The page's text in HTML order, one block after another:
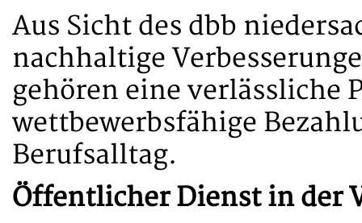
Aus Sicht des dbb
nachhaltige
gehören eine verlässliche
wettbewerbsfähige
Berufsalltag.
Öffentlicher Dienst in der